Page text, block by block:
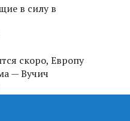
в силу в
скоро, Европу
— Вучич